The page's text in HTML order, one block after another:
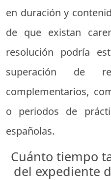
en duración y
de que existan
resolución podría
superación de
complementarios,
o periodos de
españolas.
Cuánto tiempo
del expediente